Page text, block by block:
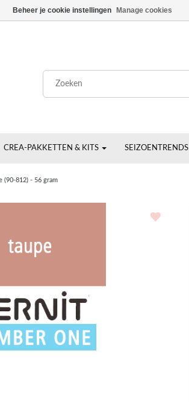
CREA-PAKKETTEN & KITS SEIZOENTRENDS
(90-812) - 56 gram
Beheer je cookie instellingen Manage cookies